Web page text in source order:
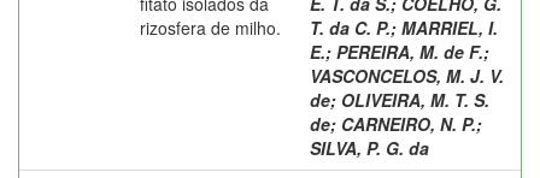
rizosfera de milho.
T. da C. P.; MARRIEL, I.
E.; PEREIRA, M. de F.;
VASCONCELOS, M. J. V.
de; OLIVEIRA, M. T. S.
de; CARNEIRO, N. P.;
SILVA, P. G. da